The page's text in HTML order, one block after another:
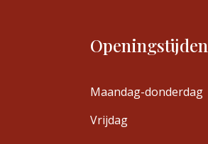
Openingstijden
Maandag-donderdag
Vrijdag